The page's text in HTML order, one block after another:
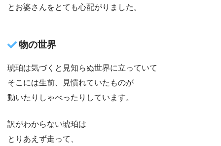
とお婆さんをとても心配がりました。
物の世界
琥珀は気づくと見知らぬ世界に立っていて
そこには生前、見慣れていたものが
動いたりしゃべったりしています。
訳がわからない琥珀は
とりあえず走って、